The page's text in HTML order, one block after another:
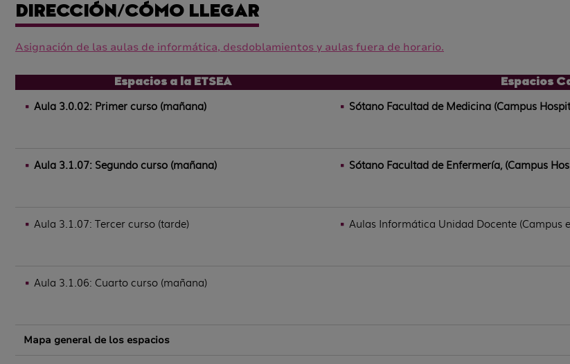
DIRECCIÓN/CÓMO LLEGAR
Asignación de las aulas de informática, desdoblamientos y aulas fuera de horario.
Espacios a la ETSEA Espacios
Aula 3.0.02: Primer curso (mañana) Sótano Facultad de Medicina (Campus
Aula 3.1.07: Segundo curso (mañana) Sótano Facultad de Enfermería, (Campus
Aula 3.1.07: Tercer curso (tarde) Aulas Informática Unidad Docente (Campus
Aula 3.1.06: Cuarto curso (mañana)
Mapa general de los espacios